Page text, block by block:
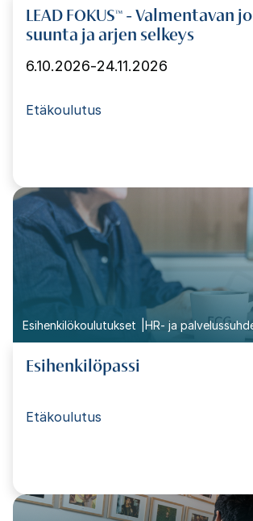
LEAD FOKUS™ - Valmentavan
suunta ja arjen selkeys
6.10.2026-24.11.2026
Etäkoulutus
Esihenkilökoulutukset HR- ja
Esihenkilöpassi
Etäkoulutus